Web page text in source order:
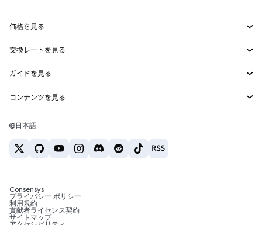
MetaMask Connect
Snaps
Web3サービス
セキュリティ
サポート
キャリア
お問い合わせ
価格を見る
イーサリアムの価格
Solanaの価格
Tetherの価格
交換レートを見る
ETH→USD
USDT→INR
BTC→INR
ETH→USDT
ガイドを見る
ETHの購入
USDTの購入
SHIBの購入
BNBの購入
コンテンツを見る
Solanaウォレット
税制関連ニュース
暗号資産の購入方法は？
日本語
Consensys
プライバシー ポリシー
利用規約
貢献者ライセンス契約
サイトマップ